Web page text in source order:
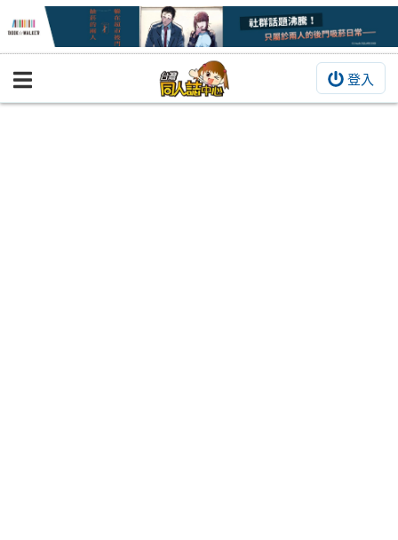
登入
BOOKY書集倉庫